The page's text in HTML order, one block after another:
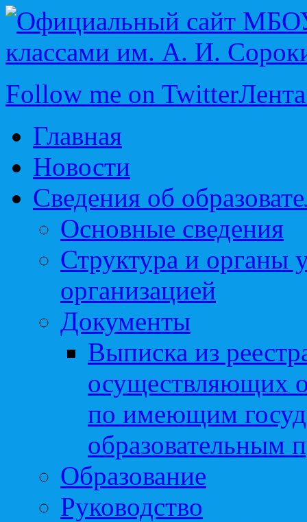
Follow me on Twitter
Главная
Новости
Сведения об
Основные сведения
Структура и органы
организацией
Документы
Выписка из
осуществляющих
по имеющим
образовательным
Образование
Руководство